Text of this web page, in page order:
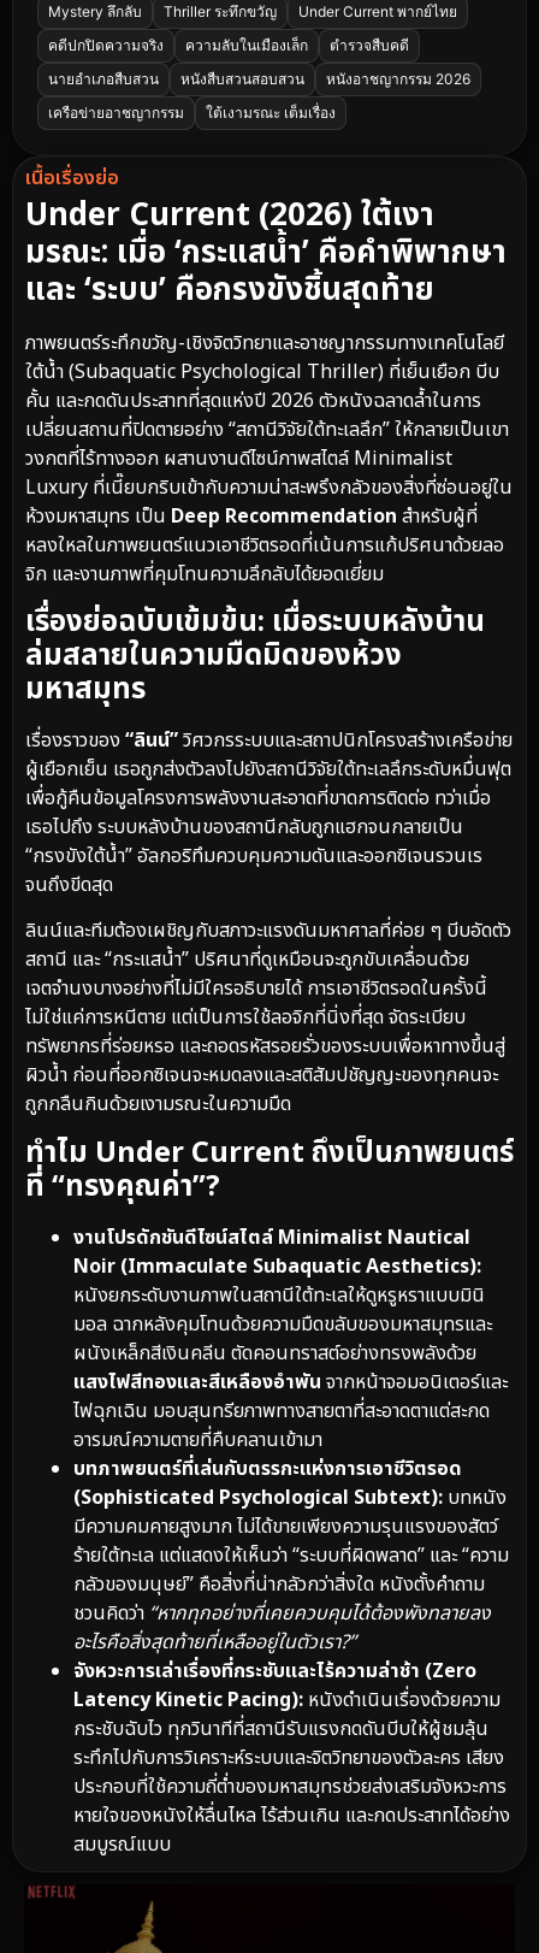
Mystery ลึกลับ
Thriller ระทึกขวัญ
Under Current พากย์ไทย
คดีปกปิดความจริง
ความลับในเมืองเล็ก
ตำรวจสืบคดี
นายอำเภอสืบสวน
หนังสืบสวนสอบสวน
หนังอาชญากรรม 2026
เครือข่ายอาชญากรรม
ใต้เงามรณะ เต็มเรื่อง
เนื้อเรื่องย่อ
Under Current (2026) ใต้เงา
มรณะ: เมื่อ ‘กระแสน้ำ’ คือคำพิพากษา
และ ‘ระบบ’ คือกรงขังชิ้นสุดท้าย
ภาพยนตร์ระทึกขวัญ-เชิงจิตวิทยาและอาชญากรรมทางเทคโนโลยี
ใต้น้ำ (Subaquatic Psychological Thriller) ที่เย็นเยือก บีบ
คั้น และกดดันประสาทที่สุดแห่งปี 2026 ตัวหนังฉลาดล้ำในการ
เปลี่ยนสถานที่ปิดตายอย่าง “สถานีวิจัยใต้ทะเลลึก” ให้กลายเป็นเขา
วงกตที่ไร้ทางออก ผสานงานดีไซน์ภาพสไตล์ Minimalist
Luxury ที่เนี๊ยบกริบเข้ากับความน่าสะพรึงกลัวของสิ่งที่ซ่อนอยู่ใน
ห้วงมหาสมุทร เป็น Deep Recommendation สำหรับผู้ที่
หลงใหลในภาพยนตร์แนวเอาชีวิตรอดที่เน้นการแก้ปริศนาด้วยลอ
จิก และงานภาพที่คุมโทนความลึกลับได้ยอดเยี่ยม
เรื่องย่อฉบับเข้มข้น: เมื่อระบบหลังบ้าน
ล่มสลายในความมืดมิดของห้วง
มหาสมุทร
เรื่องราวของ “ลินน์”วิศวกรระบบและสถาปนิกโครงสร้างเครือข่าย
ผู้เยือกเย็น เธอถูกส่งตัวลงไปยังสถานีวิจัยใต้ทะเลลึกระดับหมื่นฟุต
เพื่อกู้คืนข้อมูลโครงการพลังงานสะอาดที่ขาดการติดต่อ ทว่าเมื่อ
เธอไปถึง ระบบหลังบ้านของสถานีกลับถูกแฮกจนกลายเป็น
“กรงขังใต้น้ำ” อัลกอริทึมควบคุมความดันและออกซิเจนรวนเร
จนถึงขีดสุด
ลินน์และทีมต้องเผชิญกับสภาวะแรงดันมหาศาลที่ค่อย ๆ บีบอัดตัว
สถานี และ “กระแสน้ำ” ปริศนาที่ดูเหมือนจะถูกขับเคลื่อนด้วย
เจตจำนงบางอย่างที่ไม่มีใครอธิบายได้ การเอาชีวิตรอดในครั้งนี้
ไม่ใช่แค่การหนีตาย แต่เป็นการใช้ลอจิกที่นิ่งที่สุด จัดระเบียบ
ทรัพยากรที่ร่อยหรอ และถอดรหัสรอยรั่วของระบบเพื่อหาทางขึ้นสู่
ผิวน้ำ ก่อนที่ออกซิเจนจะหมดลงและสติสัมปชัญญะของทุกคนจะ
ถูกกลืนกินด้วยเงามรณะในความมืด
ทำไม Under Current ถึงเป็นภาพยนตร์
ที่ “ทรงคุณค่า”?
งานโปรดักชันดีไซน์สไตล์ Minimalist Nautical
Noir (Immaculate Subaquatic Aesthetics):
หนังยกระดับงานภาพในสถานีใต้ทะเลให้ดูหรูหราแบบมินิ
มอล ฉากหลังคุมโทนด้วยความมืดขลับของมหาสมุทรและ
ผนังเหล็กสีเงินคลีน ตัดคอนทราสต์อย่างทรงพลังด้วย
แสงไฟสีทองและสีเหลืองอำพัน จากหน้าจอมอนิเตอร์และ
ไฟฉุกเฉิน มอบสุนทรียภาพทางสายตาที่สะอาดตาแต่สะกด
อารมณ์ความตายที่คืบคลานเข้ามา
บทภาพยนตร์ที่เล่นกับตรรกะแห่งการเอาชีวิตรอด
(Sophisticated Psychological Subtext): บทหนัง
มีความคมคายสูงมาก ไม่ได้ขายเพียงความรุนแรงของสัตว์
ร้ายใต้ทะเล แต่แสดงให้เห็นว่า “ระบบที่ผิดพลาด” และ “ความ
กลัวของมนุษย์” คือสิ่งที่น่ากลัวกว่าสิ่งใด หนังตั้งคำถาม
ชวนคิดว่า “หากทุกอย่างที่เคยควบคุมได้ต้องพังทลายลง
อะไรคือสิ่งสุดท้ายที่เหลืออยู่ในตัวเรา?”
จังหวะการเล่าเรื่องที่กระชับและไร้ความล่าช้า (Zero
Latency Kinetic Pacing): หนังดำเนินเรื่องด้วยความ
กระชับฉับไว ทุกวินาทีที่สถานีรับแรงกดดันบีบให้ผู้ชมลุ้น
ระทึกไปกับการวิเคราะห์ระบบและจิตวิทยาของตัวละคร เสียง
ประกอบที่ใช้ความถี่ต่ำของมหาสมุทรช่วยส่งเสริมจังหวะการ
หายใจของหนังให้ลื่นไหล ไร้ส่วนเกิน และกดประสาทได้อย่าง
สมบูรณ์แบบ